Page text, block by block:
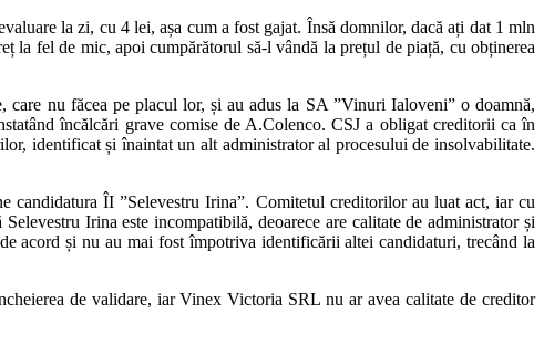
la zi, cu 4 lei, așa cum a fost gajat. Însă domnilor, dacă ați dat 1 mln
la fel de mic, apoi cumpărătorul să-l vândă la prețul de piață, cu obținerea
nu făcea pe placul lor, și au adus la SA ”Vinuri Ialoveni” o doamnă,
încălcări grave comise de A.Colenco. CSJ a obligat creditorii ca în
identificat și înaintat un alt administrator al procesului de insolvabilitate.
candidatura ÎI ”Selevestru Irina”. Comitetul creditorilor au luat act, iar cu
Irina este incompatibilă, deoarece are calitate de administrator și
acord și nu au mai fost împotriva identificării altei candidaturi, trecând la
de validare, iar Vinex Victoria SRL nu ar avea calitate de creditor